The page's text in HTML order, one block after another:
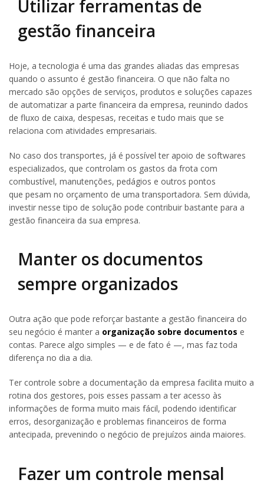
Utilizar ferramentas de
gestão financeira
Hoje, a tecnologia é uma das grandes aliadas das empresas
quando o assunto é gestão financeira. O que não falta no
mercado são opções de serviços, produtos e soluções capazes
de automatizar a parte financeira da empresa, reunindo dados
de fluxo de caixa, despesas, receitas e tudo mais que se
relaciona com atividades empresariais.
No caso dos transportes, já é possível ter apoio de softwares
especializados, que controlam os gastos da frota com
combustível, manutenções, pedágios e outros pontos
que pesam no orçamento de uma transportadora. Sem dúvida,
investir nesse tipo de solução pode contribuir bastante para a
gestão financeira da sua empresa.
Manter os documentos
sempre organizados
Outra ação que pode reforçar bastante a gestão financeira do
seu negócio é manter a organização sobre documentos e
contas. Parece algo simples — e de fato é —, mas faz toda
diferença no dia a dia.
Ter controle sobre a documentação da empresa facilita muito a
rotina dos gestores, pois esses passam a ter acesso às
informações de forma muito mais fácil, podendo identificar
erros, desorganização e problemas financeiros de forma
antecipada, prevenindo o negócio de prejuízos ainda maiores.
Fazer um controle mensal